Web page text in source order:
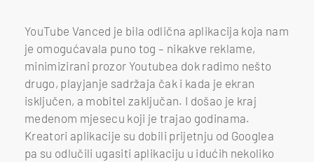
YouTube Vanced je bila odlična aplikacija koja nam
je omogućavala puno tog – nikakve reklame,
minimizirani prozor Youtubea dok radimo nešto
drugo, playjanje sadržaja čak i kada je ekran
isključen, a mobitel zaključan. I došao je kraj
medenom mjesecu koji je trajao godinama.
Kreatori aplikacije su dobili prijetnju od Googlea
pa su odlučili ugasiti aplikaciju u idućih nekoliko